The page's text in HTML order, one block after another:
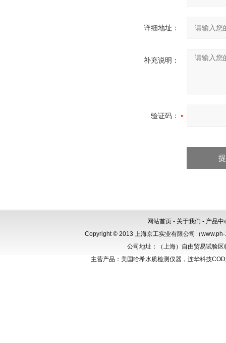
详细地址：
补充说明：
验证码：
网站首页 - 关于我们 - 产品中
Copyright © 2013 上海京工实业有限公司（
公司地址：（上海）自由贸易试验
主营产品：美国哈希水质检测仪器，连华科技